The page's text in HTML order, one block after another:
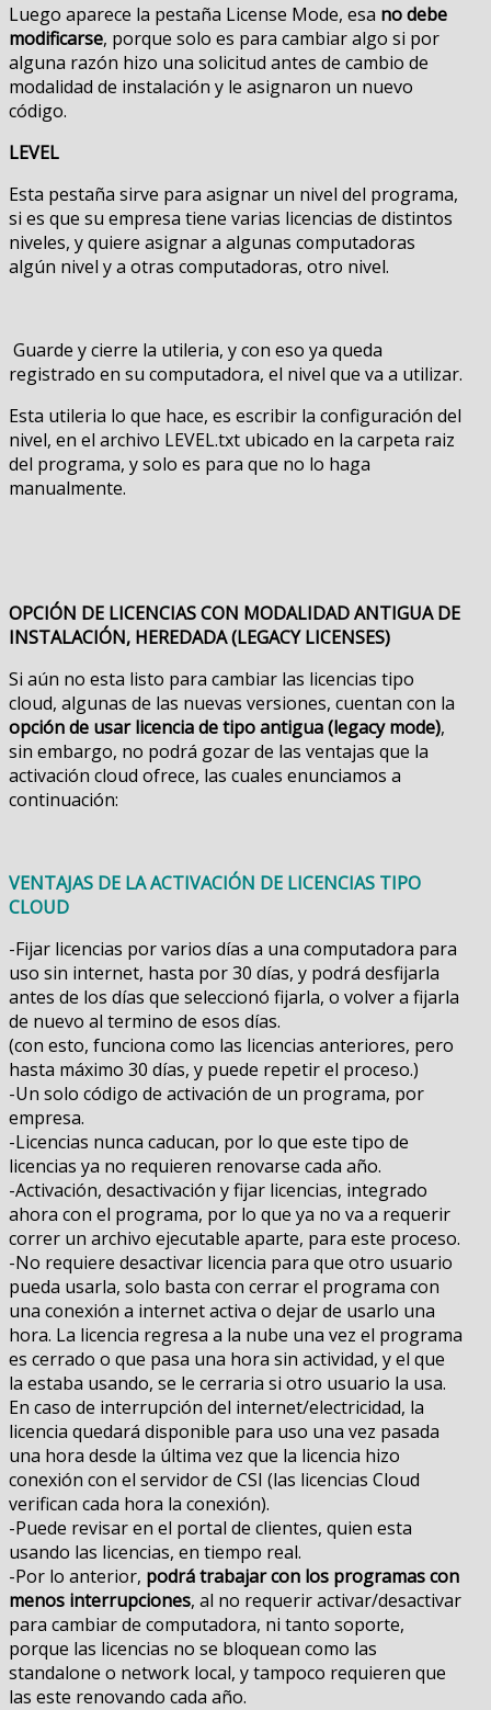
Luego aparece la pestaña License Mode, esa no debe
modificarse, porque solo es para cambiar algo si por
alguna razón hizo una solicitud antes de cambio de
modalidad de instalación y le asignaron un nuevo
código.
LEVEL
Esta pestaña sirve para asignar un nivel del programa,
si es que su empresa tiene varias licencias de distintos
niveles, y quiere asignar a algunas computadoras
algún nivel y a otras computadoras, otro nivel.
Guarde y cierre la utileria, y con eso ya queda
registrado en su computadora, el nivel que va a utilizar.
Esta utileria lo que hace, es escribir la configuración del
nivel, en el archivo LEVEL.txt ubicado en la carpeta raiz
del programa, y solo es para que no lo haga
manualmente.
OPCIÓN DE LICENCIAS CON MODALIDAD ANTIGUA DE
INSTALACIÓN, HEREDADA (LEGACY LICENSES)
Si aún no esta listo para cambiar las licencias tipo
cloud, algunas de las nuevas versiones, cuentan con la
opción de usar licencia de tipo antigua (legacy mode),
sin embargo, no podrá gozar de las ventajas que la
activación cloud ofrece, las cuales enunciamos a
continuación:
VENTAJAS DE LA ACTIVACIÓN DE LICENCIAS TIPO
CLOUD
-Fijar licencias por varios días a una computadora para
uso sin internet, hasta por 30 días, y podrá desfijarla
antes de los días que seleccionó fijarla, o volver a fijarla
de nuevo al termino de esos días.
(con esto, funciona como las licencias anteriores, pero
hasta máximo 30 días, y puede repetir el proceso.)
-Un solo código de activación de un programa, por
empresa.
-Licencias nunca caducan, por lo que este tipo de
licencias ya no requieren renovarse cada año.
-Activación, desactivación y fijar licencias, integrado
ahora con el programa, por lo que ya no va a requerir
correr un archivo ejecutable aparte, para este proceso.
-No requiere desactivar licencia para que otro usuario
pueda usarla, solo basta con cerrar el programa con
una conexión a internet activa o dejar de usarlo una
hora. La licencia regresa a la nube una vez el programa
es cerrado o que pasa una hora sin actividad, y el que
la estaba usando, se le cerraria si otro usuario la usa.
En caso de interrupción del internet/electricidad, la
licencia quedará disponible para uso una vez pasada
una hora desde la última vez que la licencia hizo
conexión con el servidor de CSI (las licencias Cloud
verifican cada hora la conexión).
-Puede revisar en el portal de clientes, quien esta
usando las licencias, en tiempo real.
-Por lo anterior, podrá trabajar con los programas con
menos interrupciones, al no requerir activar/desactivar
para cambiar de computadora, ni tanto soporte,
porque las licencias no se bloquean como las
standalone o network local, y tampoco requieren que
las este renovando cada año.